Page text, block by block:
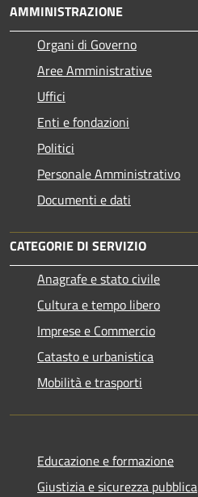
AMMINISTRAZIONE
Organi di Governo
Aree Amministrative
Uffici
Enti e fondazioni
Politici
Personale Amministrativo
Documenti e dati
CATEGORIE DI SERVIZIO
Anagrafe e stato civile
Cultura e tempo libero
Imprese e Commercio
Catasto e urbanistica
Mobilità e trasporti
Educazione e formazione
Giustizia e sicurezza pubblica